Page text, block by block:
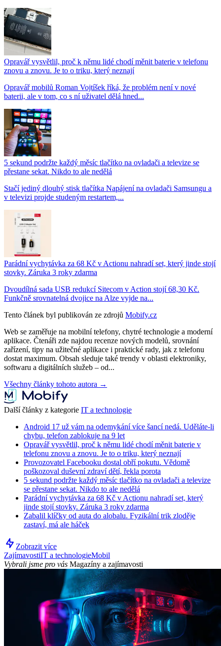
Opravář vysvětlil, proč k němu lidé chodí měnit baterie v telefonu
znovu a znovu. Je to o triku, který neznají
Opravář mobilů Roman Vojtíšek říká, že problém není v nové
baterii, ale v tom, co s ní uživatel dělá hned...
5 sekund podržte každý měsíc tlačítko na ovladači a televize se
přestane sekat. Nikdo to ale nedělá
Stačí jediný dlouhý stisk tlačítka Napájení na ovladači Samsungu a
v televizi projde studeným restartem,...
Parádní vychytávka za 68 Kč v Actionu nahradí set, který jinde stojí
stovky. Záruka 3 roky zdarma
Dvoudílná sada USB redukcí Sitecom v Action stojí 68,30 Kč.
Funkčně srovnatelná dvojice na Alze vyjde na...
Tento článek byl publikován ze zdrojů Mobify.cz
Web se zaměřuje na mobilní telefony, chytré technologie a moderní
aplikace. Čtenáři zde najdou recenze nových modelů, srovnání
zařízení, tipy na užitečné aplikace i praktické rady, jak z telefonu
dostat maximum. Obsah sleduje také trendy v oblasti elektroniky,
softwaru a digitálních služeb – od...
Všechny články tohoto autora →
Další články z kategorie IT a technologie
Android 17 už vám na odemykání více šancí nedá. Uděláte-li
chybu, telefon zablokuje na 9 let
Opravář vysvětlil, proč k němu lidé chodí měnit baterie v
telefonu znovu a znovu. Je to o triku, který neznají
Provozovatel Facebooku dostal obří pokutu. Vědomě
poškozoval duševní zdraví dětí, řekla porota
5 sekund podržte každý měsíc tlačítko na ovladači a televize
se přestane sekat. Nikdo to ale nedělá
Parádní vychytávka za 68 Kč v Actionu nahradí set, který
jinde stojí stovky. Záruka 3 roky zdarma
Zabalil klíčky od auta do alobalu. Fyzikální trik zloděje
zastaví, má ale háček
Zobrazit více
ZajímavostiIT a technologieMobil
Vybrali jsme pro vás Magazíny a zajímavosti